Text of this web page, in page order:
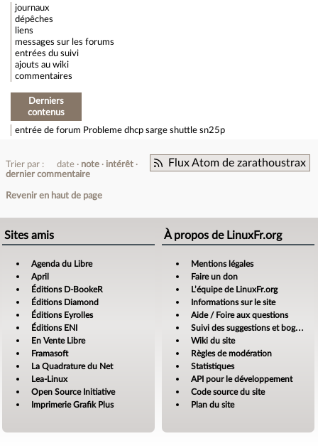
journaux
dépêches
liens
messages sur les forums
entrées du suivi
ajouts au wiki
commentaires
Derniers
contenus
entrée de forum Probleme dhcp sarge shuttle sn25p
Flux Atom de zarathoustrax
Trier par : date note
intérêt
dernier commentaire
Revenir en haut de page
Sites amis
Agenda du Libre
April
Éditions D-BookeR
Éditions Diamond
Éditions Eyrolles
Éditions ENI
En Vente Libre
Framasoft
La Quadrature du Net
Lea-Linux
Open Source Initiative
Imprimerie Grafik Plus
À propos de LinuxFr.org
Mentions légales
Faire un don
L’équipe de LinuxFr.org
Informations sur le site
Aide / Foire aux questions
Suivi des suggestions et bogues
Wiki du site
Règles de modération
Statistiques
API pour le développement
Code source du site
Plan du site